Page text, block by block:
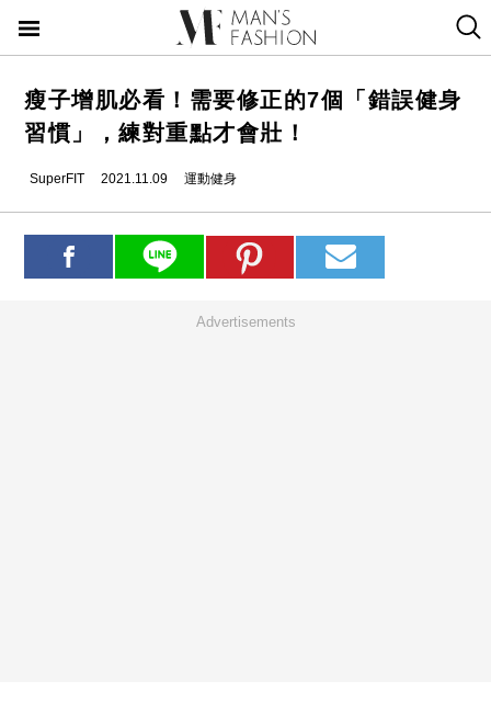
瘦子增肌必看！需要修正的7個「錯誤健身
習慣」，練對重點才會壯！
SuperFIT 2021.11.09 運動健身
Advertisements